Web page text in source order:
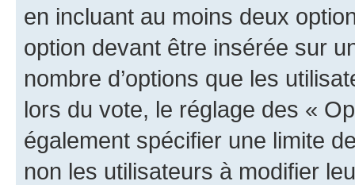
en incluant au moins deux
option devant être insérée sur
nombre d’options que les
lors du vote, le réglage des «
également spécifier une limite
non les utilisateurs à modifier